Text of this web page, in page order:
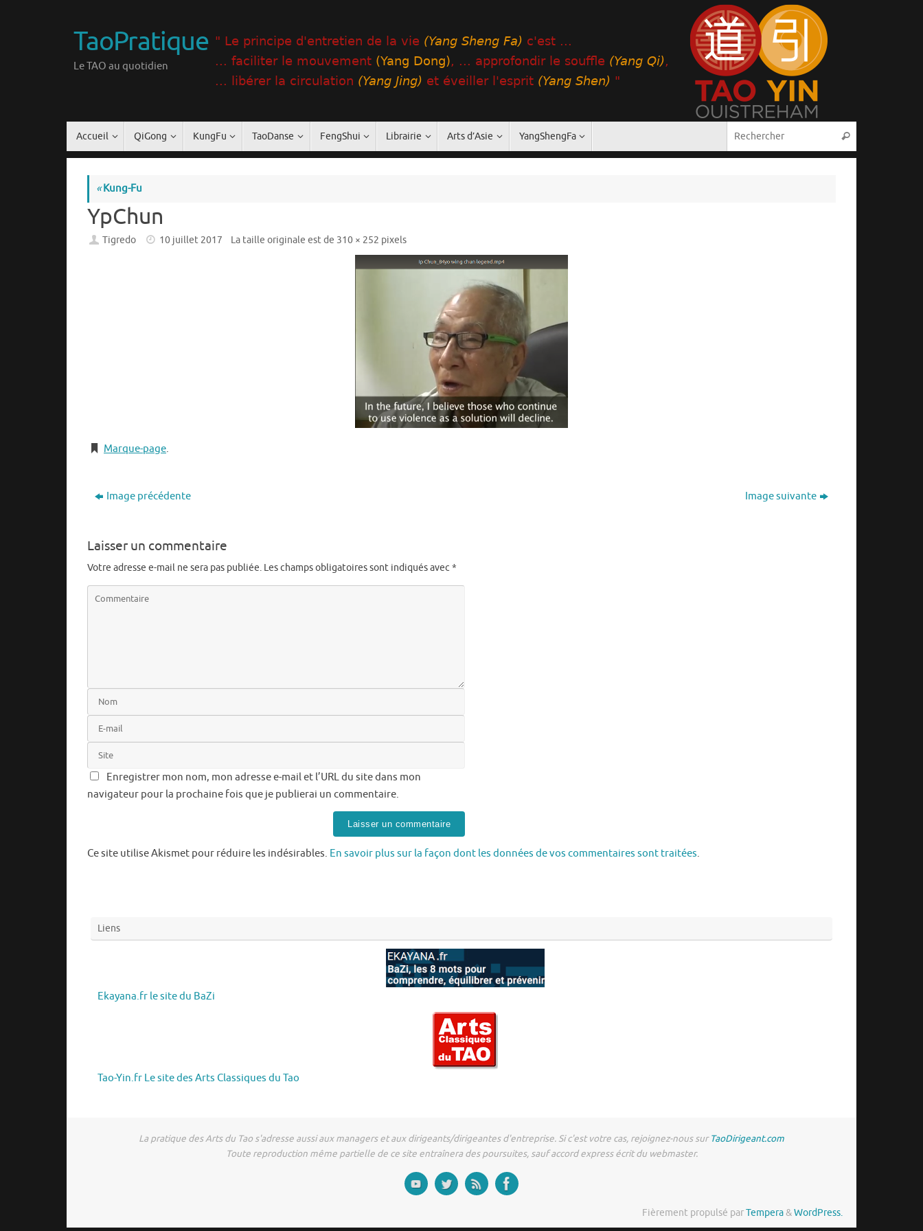
TaoPratique
Le TAO au quotidien
contenu
Accueil QiGong KungFu TaoDanse FengShui Librairie Arts d’Asie YangShengFa Rechercher
«Kung-Fu
YpChun
Tigredo 10 juillet 2017 La taille originale est de 310 × 252 pixels
Marque-page.
Image précédente Image suivante
Laisser un commentaire
Votre adresse e-mail ne sera pas publiée. Les champs obligatoires sont indiqués avec*
Enregistrer mon nom, mon adresse e-mail et l’URL du site dans mon
navigateur pour la prochaine fois que je publierai un commentaire.
Ce site utilise Akismet pour réduire les indésirables. En savoir plus sur la façon dont les données de vos commentaires sont traitées.
Liens
Ekayana.fr le site du BaZi
Tao-Yin.fr Le site des Arts Classiques du Tao
La pratique des Arts du Tao s'adresse aussi aux managers et aux dirigeants/dirigeantes d'entreprise. Si c'est votre cas, rejoignez-nous surTaoDirigeant.com
Toute reproduction même partielle de ce site entraînera des poursuites, sauf accord express écrit du webmaster.
Fièrement propulsé parTempera&WordPress.